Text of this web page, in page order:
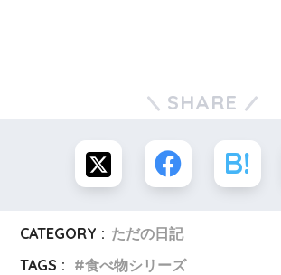
SHARE
CATEGORY : ただの日記
TAGS :
食べ物シリーズ